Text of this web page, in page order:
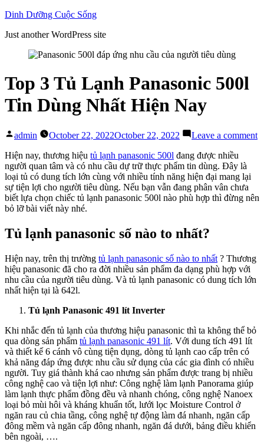
Skip
content
Dinh Dưỡng Cuộc Sống
Just another WordPress site
Top 3 Tủ Lạnh Panasonic 500l
Tin Dùng Nhất Hiện Nay
Posted
admin October 22, 2022October 22, 2022 Leave a comment
Hiện nay, thương hiệu tủ lạnh panasonic 500l đang được nhiều
người quan tâm và có nhu cầu dự trữ thực phẩm tin dùng. Đây là
loại tủ có dung tích lớn cùng với nhiều tính năng hiện đại mang lại
sự tiện lợi cho người tiêu dùng. Nếu bạn vẫn đang phân vân chưa
biết lựa chọn chiếc tủ lạnh panasonic 500l nào phù hợp thì đừng nên
bỏ lỡ bài viết này nhé.
Tủ lạnh panasonic số nào to nhất?
Hiện nay, trên thị trường tủ lạnh panasonic số nào to nhất ? Thương
hiệu panasonic đã cho ra đời nhiều sản phẩm đa dạng phù hợp với
nhu cầu của người tiêu dùng. Và tủ lạnh panasonic có dung tích lớn
nhất hiện tại là 642l.
Tủ lạnh Panasonic 491 lít Inverter
Khi nhắc đến tủ lạnh của thương hiệu panasonic thì ta không thể bỏ
qua dòng sản phẩm tủ lạnh panasonic 491 lít. Với dung tích 491 lít
và thiết kế 6 cánh vô cùng tiện dụng, dòng tủ lạnh cao cấp trên có
khả năng đáp ứng được nhu cầu sử dụng của các gia đình có nhiều
người. Tuy giá thành khá cao nhưng sản phẩm được trang bị nhiều
công nghệ cao và tiện lợi như: Công nghệ làm lạnh Panorama giúp
làm lạnh thực phẩm đồng đều và nhanh chóng, công nghệ Nanoex
loại bỏ mùi hôi và kháng khuẩn tốt, lưới lọc Moisture Control ở
ngăn rau củ chia tầng, công nghệ tự động làm đá nhanh, ngăn cấp
đông mềm và ngăn cấp đông nhanh, ngăn đá dưới, bảng điều khiển
bên ngoài, ….